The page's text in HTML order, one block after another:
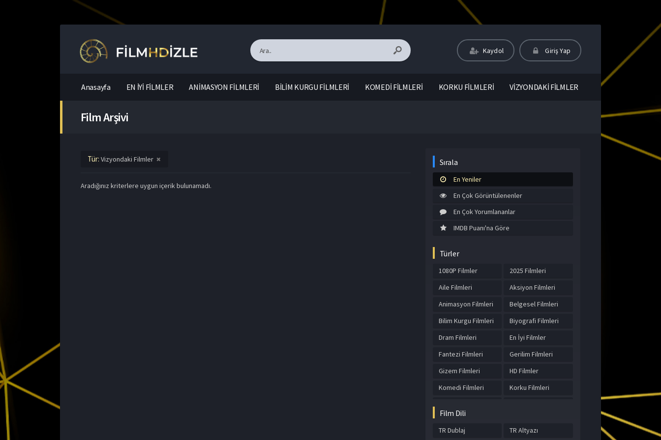
Kaydol Giriş Yap
Anasayfa EN İYİ FİLMLER ANİMASYON FİLMLERİ BİLİM KURGU FİLMLERİ KOMEDİ FİLMLERİ KORKU FİLMLERİ VİZYONDAKİ FİLMLER
Film Arşivi
Tür: Vizyondaki Filmler
Aradığınız kriterlere uygun içerik bulunamadı.
Sırala
En Yeniler
En Çok Görüntülenenler
En Çok Yorumlananlar
IMDB Puanı'na Göre
Türler
1080P Filmler
2025 Filmleri
Aile Filmleri
Aksiyon Filmleri
Animasyon Filmleri
Belgesel Filmleri
Bilim Kurgu Filmleri
Biyografi Filmleri
Dram Filmleri
En İyi Filmler
Fantezi Filmleri
Gerilim Filmleri
Gizem Filmleri
HD Filmler
Komedi Filmleri
Korku Filmleri
Film Dili
TR Dublaj TR Altyazı